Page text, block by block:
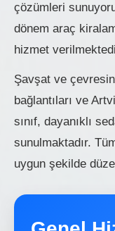
çözümleri
dönem araç
hizmet
Şavşat ve
bağlantıları ve
sınıf, dayanıklı
sunulmaktadır.
uygun şekilde